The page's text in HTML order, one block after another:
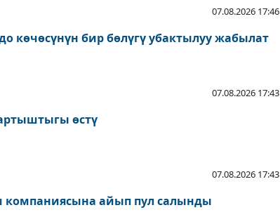
07.08.2026 17:46
көчөсүнүн бир бөлүгү убактылуу жабылат
07.08.2026 17:43
өстү
07.08.2026 17:43
компаниясына айып пул салынды